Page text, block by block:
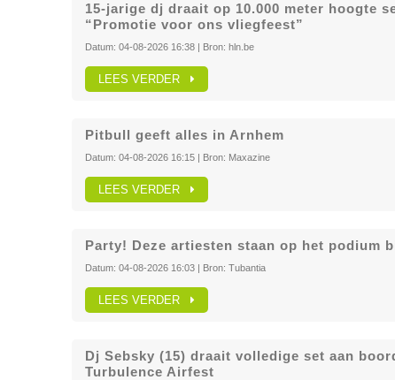
15-jarige dj draait op 10.000 meter hoogte
“Promotie voor ons vliegfeest”
Datum: 04-08-2026 16:38| Bron: hln.be
LEES VERDER
Pitbull geeft alles in Arnhem
Datum: 04-08-2026 16:15| Bron: Maxazine
LEES VERDER
Party! Deze artiesten staan op het podium
Datum: 04-08-2026 16:03| Bron: Tubantia
LEES VERDER
Dj Sebsky (15) draait volledige set aan
Turbulence Airfest